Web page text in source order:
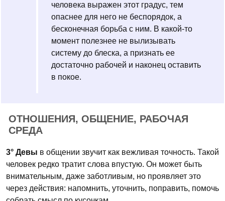
человека выражен этот градус, тем
опаснее для него не беспорядок, а
бесконечная борьба с ним. В какой-то
момент полезнее не вылизывать
систему до блеска, а признать ее
достаточно рабочей и наконец оставить
в покое.
ОТНОШЕНИЯ, ОБЩЕНИЕ, РАБОЧАЯ
СРЕДА
3° Девы в общении звучит как вежливая точность. Такой
человек редко тратит слова впустую. Он может быть
внимательным, даже заботливым, но проявляет это
через действия: напомнить, уточнить, поправить, помочь